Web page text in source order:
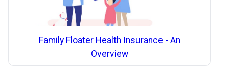
Family Floater Health Insurance - An
Overview